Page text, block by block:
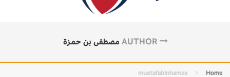
AUTHOR مصطفى بن حمزة
Home
mustafabinhamza